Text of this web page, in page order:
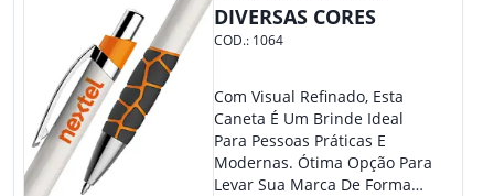
DIVERSAS CORES
COD.: 1064
Com Visual Refinado, Esta
Caneta É Um Brinde Ideal
Para Pessoas Práticas E
Modernas. Ótima Opção Para
Levar Sua Marca De Forma